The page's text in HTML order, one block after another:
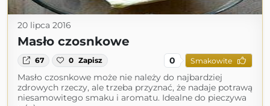
20 lipca 2016
Masło czosnkowe
67 0 Zapisz 0 Smakowite
Masło czosnkowe może nie należy do najbardziej
zdrowych rzeczy, ale trzeba przyznać, że nadaje potrawą
niesamowitego smaku i aromatu. Idealne do pieczywa